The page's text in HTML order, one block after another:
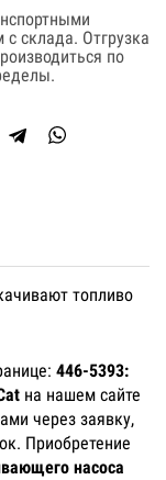
склада. Отгрузка
по
топливо
446-5393:
на нашем сайте
через заявку,
Приобретение
насоса